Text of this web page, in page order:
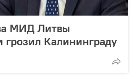
МИД Литвы
грозил Калининграду